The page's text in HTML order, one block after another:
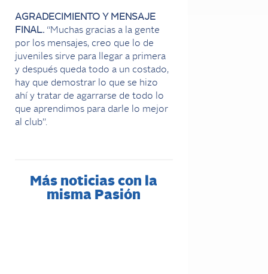
AGRADECIMIENTO Y MENSAJE
FINAL. “Muchas gracias a la gente
por los mensajes, creo que lo de
juveniles sirve para llegar a primera
y después queda todo a un costado,
hay que demostrar lo que se hizo
ahí y tratar de agarrarse de todo lo
que aprendimos para darle lo mejor
al club”.
Más noticias con la
misma Pasión